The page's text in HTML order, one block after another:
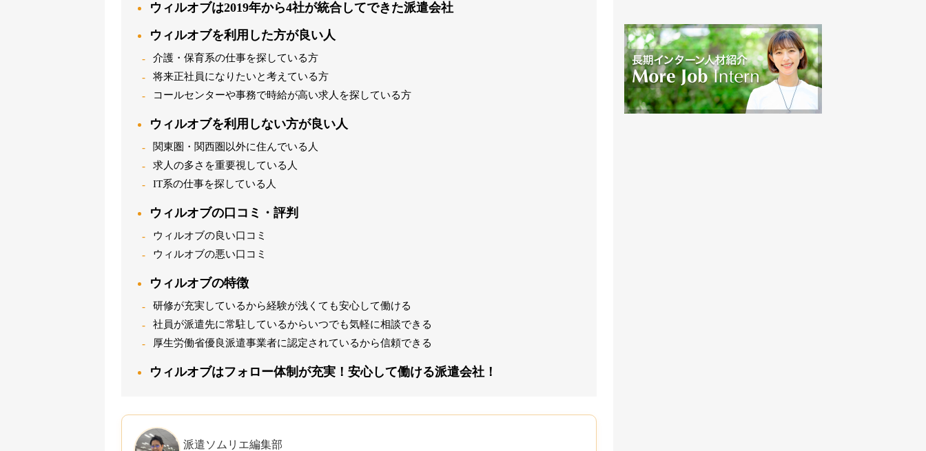
ウィルオブは2019年から4社が統合してできた派遣会社
ウィルオブを利用した方が良い人
介護・保育系の仕事を探している方
将来正社員になりたいと考えている方
コールセンターや事務で時給が高い求人を探している方
ウィルオブを利用しない方が良い人
関東圏・関西圏以外に住んでいる人
求人の多さを重要視している人
IT系の仕事を探している人
ウィルオブの口コミ・評判
ウィルオブの良い口コミ
ウィルオブの悪い口コミ
ウィルオブの特徴
研修が充実しているから経験が浅くても安心して働ける
社員が派遣先に常駐しているからいつでも気軽に相談できる
厚生労働省優良派遣事業者に認定されているから信頼できる
ウィルオブはフォロー体制が充実！安心して働ける派遣会社！
派遣ソムリエ編集部